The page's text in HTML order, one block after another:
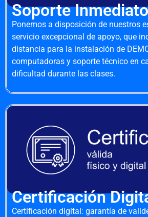
Soporte Inmediato
Ponemos a disposición de nuestros
servicio excepcional de apoyo, que
distancia para la instalación de
computadoras y soporte técnico en
dificultad durante las clases.
Certificación
Certificación digital: garantía de